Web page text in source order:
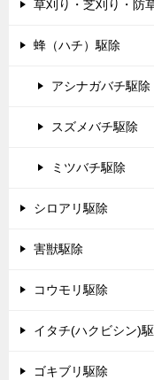
草刈り・芝刈り・防
蜂（ハチ）駆除
アシナガバチ駆除
スズメバチ駆除
ミツバチ駆除
シロアリ駆除
害獣駆除
コウモリ駆除
イタチ(ハクビシン)
ゴキブリ駆除